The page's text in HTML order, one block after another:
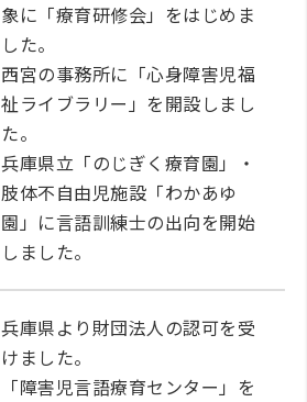
象に「療育研修会」をはじめま
した。
西宮の事務所に「心身障害児福
祉ライブラリー」を開設しまし
た。
兵庫県立「のじぎく療育園」・
肢体不自由児施設「わかあゆ
園」に言語訓練士の出向を開始
しました。
兵庫県より財団法人の認可を受
けました。
「障害児言語療育センター」を